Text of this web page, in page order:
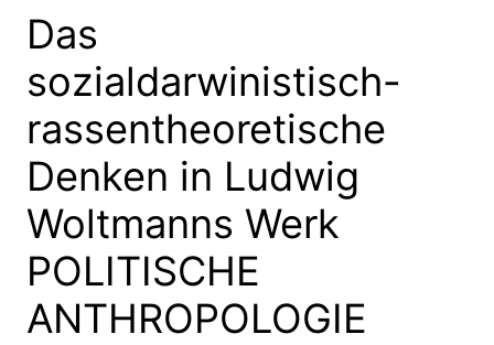
Das
sozialdarwinistisch-
rassentheoretische
Denken in Ludwig
Woltmanns Werk
POLITISCHE
ANTHROPOLOGIE